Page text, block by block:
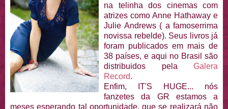
na telinha dos cinemas com
atrizes como Anne Hathaway e
Julie Andrews ( a famoserrima
novissa rebelde). Seus livros já
foram publicados em mais de
38 países, e aqui no Brasil são
distribuidos pela Galera
Record.
Enfim, IT'S HUGE... nós
fanzetes da GR estamos a
meses esperando tal oportunidade, que se realizará não